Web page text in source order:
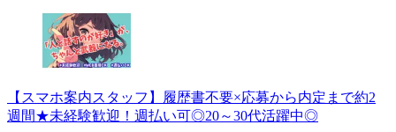
【スマホ案内スタッフ】履歴書不要×応募から内定まで約2
週間★未経験歓迎！週払い可◎20～30代活躍中◎